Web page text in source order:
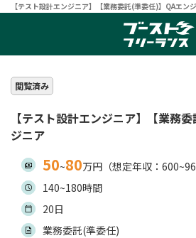
【テスト設計エンジニア】【業務委託(準委任)】QAエンジニア | フリーランスエン
け案件サイト 【ブーストフリーランス】
閲覧済み
【テスト設計エンジニア】【業務
ジニア
50~80万円（想定年収：
140~180時間
20日
業務委託(準委任)